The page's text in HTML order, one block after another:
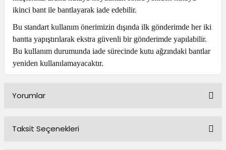
ikinci bant ile bantlayarak iade edebilir.
Bu standart kullanım önerimizin dışında ilk gönderimde her iki
bantta yapıştırılarak ekstra güvenli bir gönderimde yapılabilir.
Bu kullanım durumunda iade sürecinde kutu ağzındaki bantlar
yeniden kullanılamayacaktır.
Yorumlar
Taksit Seçenekleri